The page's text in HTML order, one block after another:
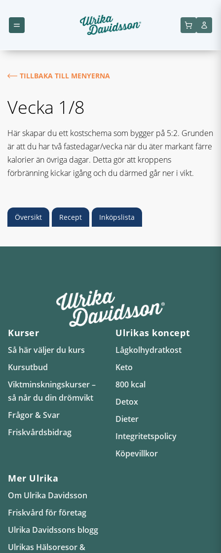
TILLBAKA TILL MENYERNA
Vecka 1/8
Här skapar du ett kostschema som bygger på 5:2. Grunden
är att du har två fastedagar/vecka när du äter markant färre
kalorier än övriga dagar. Detta gör att kroppens
förbränning kickar igång och du därmed går ner i vikt.
Översikt Recept Inköpslista
Kurser
Så här väljer du kurs
Kursutbud
Viktminskningskurser –
så når du din drömvikt
Frågor & Svar
Friskvårdsbidrag
Ulrikas koncept
Lågkolhydratkost
Keto
800 kcal
Detox
Dieter
Integritetspolicy
Köpevillkor
Mer Ulrika
Om Ulrika Davidsson
Friskvård för företag
Ulrika Davidssons blogg
Ulrikas Hälsoresor &